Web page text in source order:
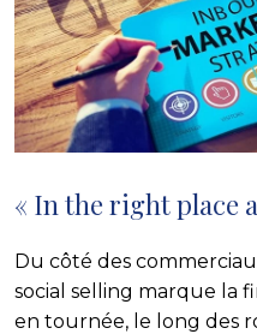
« In the right place
Du côté des
social selling marque la
en tournée, le long des